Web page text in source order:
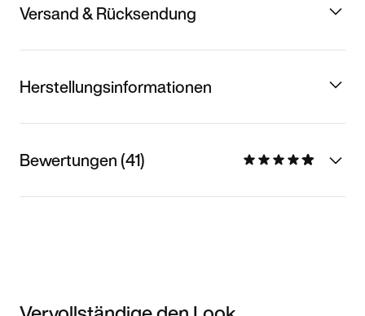
Versand & Rücksendung
Herstellungsinformationen
Bewertungen (41)